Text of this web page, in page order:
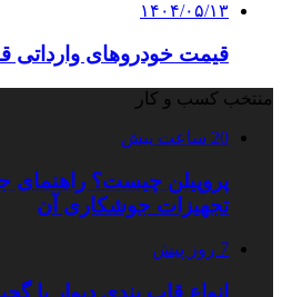
۱۴۰۴/۰۵/۱۳
قیمت خودروهای
منتخب کسب و کار
20 ساعت پیش
پروپیلن چیست؟ راهنمای
تجهیزات جوشکاری آن
7 روز پیش
انواع قاب بندی دیوار با